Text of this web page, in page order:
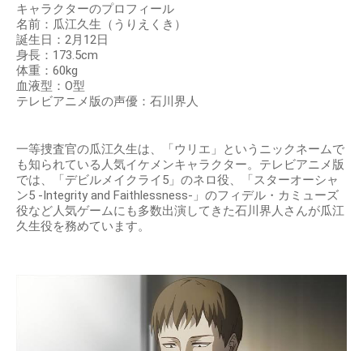
キャラクターのプロフィール
名前：瓜江久生（うりえくき）
誕生日：2月12日
身長：173.5cm
体重：60kg
血液型：O型
テレビアニメ版の声優：石川界人
一等捜査官の瓜江久生は、「ウリエ」というニックネームで
も知られている人気イケメンキャラクター。テレビアニメ版
では、「デビルメイクライ5」のネロ役、「スターオーシャ
ン5 -Integrity and Faithlessness-」のフィデル・カミューズ
役など人気ゲームにも多数出演してきた石川界人さんが瓜江
久生役を務めています。